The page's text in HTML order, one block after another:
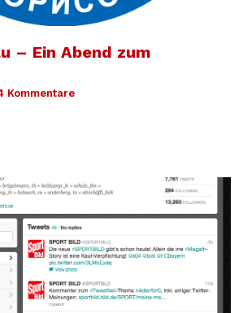
– Ein Abend zum
Kommentare